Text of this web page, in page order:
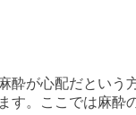
酔が心配だとい
す。ここでは麻酔